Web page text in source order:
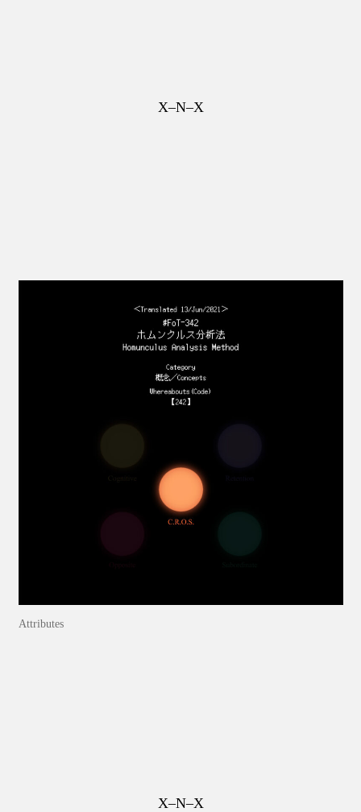
X–N–X
Attributes
X–N–X